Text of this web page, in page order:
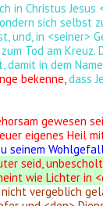
in Christus
sich selbst
und, in
Tod am
in dem
bekenne,dass
gewesen
eigenes Heil
seinem
seid,
wie Lichter in
nicht vergeblich